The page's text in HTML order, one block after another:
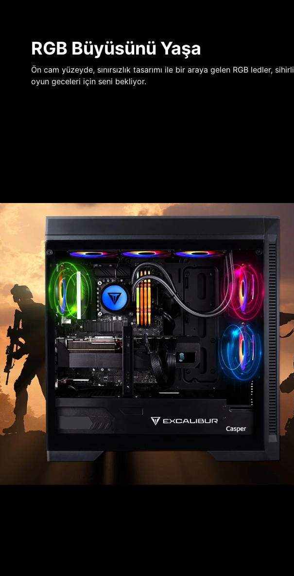
RGB Büyüsünü Yaşa
Ön cam yüzeyde, sınırsızlık tasarımı ile bir araya gelen RGB ledler, sihirli
oyun geceleri için seni bekliyor.